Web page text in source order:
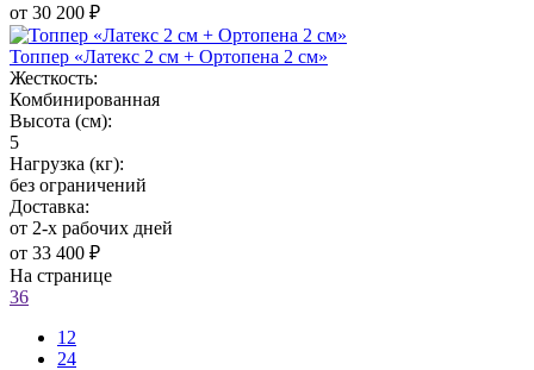
от 30 200 ₽
Топпер «Латекс 2 см + Ортопена 2 см»
Жесткость:
Комбинированная
Высота (см):
5
Нагрузка (кг):
без ограничений
Доставка:
от 2-х рабочих дней
от 33 400 ₽
На странице
36
12
24